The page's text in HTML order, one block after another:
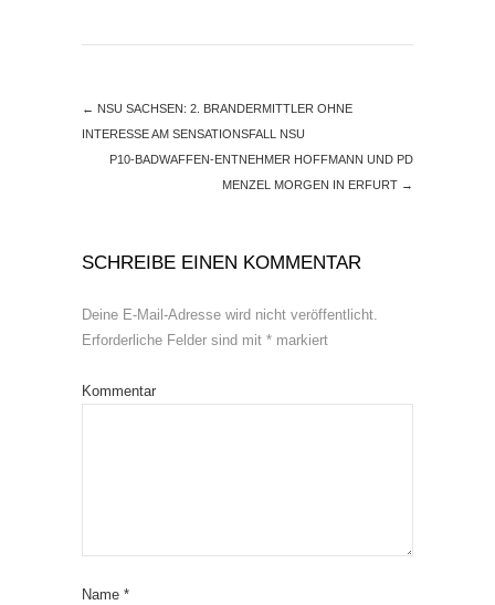
← NSU SACHSEN: 2. BRANDERMITTLER OHNE
INTERESSE AM SENSATIONSFALL NSU
P10-BADWAFFEN-ENTNEHMER HOFFMANN UND PD
MENZEL MORGEN IN ERFURT →
SCHREIBE EINEN KOMMENTAR
Deine E-Mail-Adresse wird nicht veröffentlicht.
Erforderliche Felder sind mit * markiert
Kommentar
Name *